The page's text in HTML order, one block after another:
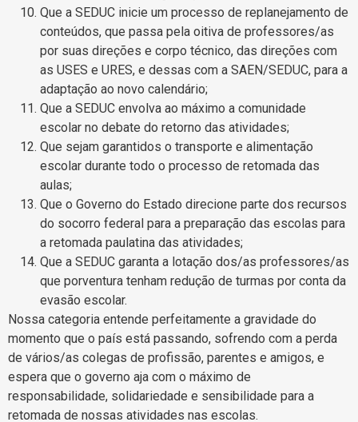
Que a SEDUC inicie um processo de replanejamento de
conteúdos, que passa pela oitiva de professores/as
por suas direções e corpo técnico, das direções com
as USES e URES, e dessas com a SAEN/SEDUC, para a
adaptação ao novo calendário;
Que a SEDUC envolva ao máximo a comunidade
escolar no debate do retorno das atividades;
Que sejam garantidos o transporte e alimentação
escolar durante todo o processo de retomada das
aulas;
Que o Governo do Estado direcione parte dos recursos
do socorro federal para a preparação das escolas para
a retomada paulatina das atividades;
Que a SEDUC garanta a lotação dos/as professores/as
que porventura tenham redução de turmas por conta da
evasão escolar.
Nossa categoria entende perfeitamente a gravidade do
momento que o país está passando, sofrendo com a perda
de vários/as colegas de profissão, parentes e amigos, e
espera que o governo aja com o máximo de
responsabilidade, solidariedade e sensibilidade para a
retomada de nossas atividades nas escolas.